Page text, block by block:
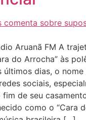
Aruanã FM A
do Arrocha” às
últimos dias, o
sociais,
de seu
como o “Cara